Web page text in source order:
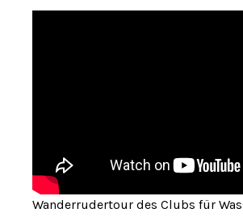
Wanderrudertour des Clubs für